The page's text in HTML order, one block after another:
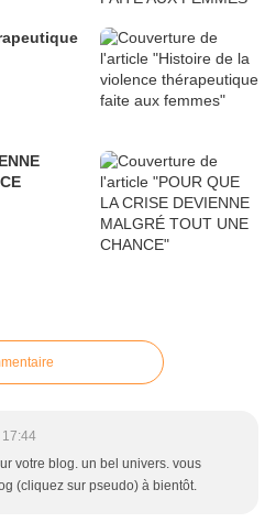
votre blog. un bel univers. vous
(cliquez sur pseudo) à bientôt.